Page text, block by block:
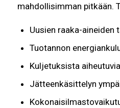
mahdollisimman pitkään.
Uusien raaka-aineiden
Tuotannon
Kuljetuksista
Jätteenkäsittelyn